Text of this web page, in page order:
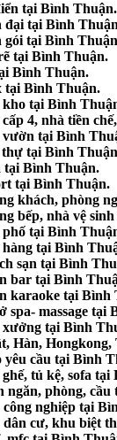
tại Bình Thuận.
đại tại Bình
gói tại Bình
tại Bình Thuận.
Bình Thuận.
tại Bình Thuận.
kho tại Bình
4, nhà tiền
vườn tại Bình
thự tại Bình
tại Bình Thuận.
tại Bình Thuận.
khách, phòng
bếp, nhà vệ
tại Bình
tại Bình
sạn tại Bình
bar tại Bình
karaoke tại Bình
spa- massage tại
xưởng tại Bình
Hàn,
yêu cầu tại Bình
tủ kệ, sofa tại
ngăn, phòng,
nghiệp tại
cư, khu biệt